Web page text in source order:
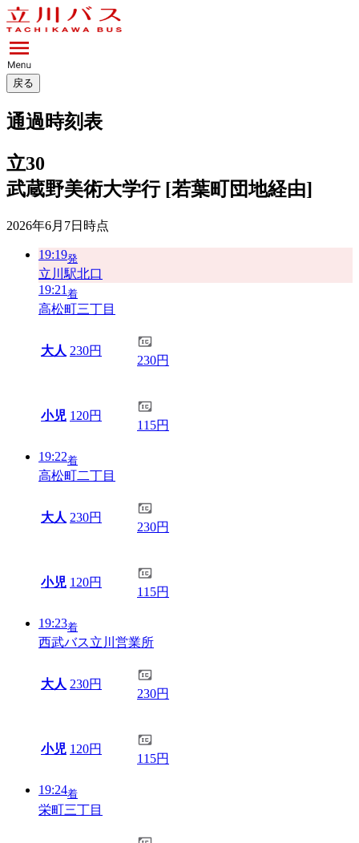
戻る
通過時刻表
立30
武蔵野美術大学行 [若葉町団地経由]
2026年6月7日 時点
19:19発
立川駅北口
19:21 着
高松町三丁目
大人 230円
230円
小児 120円
115円
19:22着
高松町二丁目
大人 230円
230円
小児 120円
115円
19:23着
西武バス立川営業所
大人 230円
230円
小児 120円
115円
19:24着
栄町三丁目